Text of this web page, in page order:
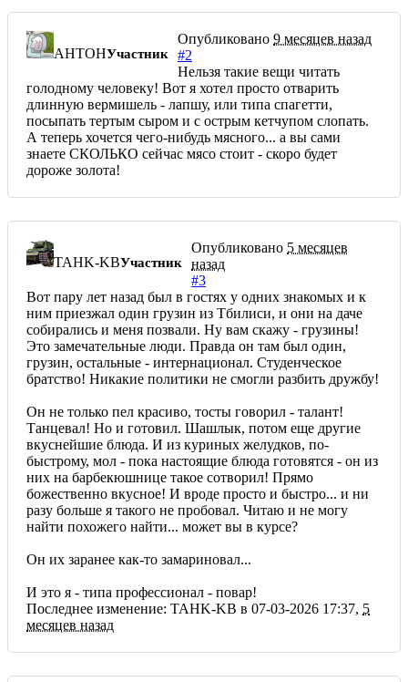
AHTOHУчастник
Опубликовано 9 месяцев назад
#2
Нельзя такие вещи читать
голодному человеку! Вот я хотел просто отварить
длинную вермишель - лапшу, или типа спагетти,
посыпать тертым сыром и с острым кетчупом слопать.
А теперь хочется чего-нибудь мясного... а вы сами
знаете СКОЛЬКО сейчас мясо стоит - скоро будет
дороже золота!
TAHK-KBУчастник
Опубликовано 5 месяцев
назад
#3
Вот пару лет назад был в гостях у одних знакомых и к
ним приезжал один грузин из Тбилиси, и они на даче
собирались и меня позвали. Ну вам скажу - грузины!
Это замечательные люди. Правда он там был один,
грузин, остальные - интернационал. Студенческое
братство! Никакие политики не смогли разбить дружбу!
Он не только пел красиво, тосты говорил - талант!
Танцевал! Но и готовил. Шашлык, потом еще другие
вкуснейшие блюда. И из куриных желудков, по-
быстрому, мол - пока настоящие блюда готовятся - он из
них на барбекюшнице такое сотворил! Прямо
божественно вкусное! И вроде просто и быстро... и ни
разу больше я такого не пробовал. Читаю и не могу
найти похожего найти... может вы в курсе?
Он их заранее как-то замариновал...
И это я - типа профессионал - повар!
Последнее изменение: TAHK-KB в 07-03-2026 17:37, 5
месяцев назад